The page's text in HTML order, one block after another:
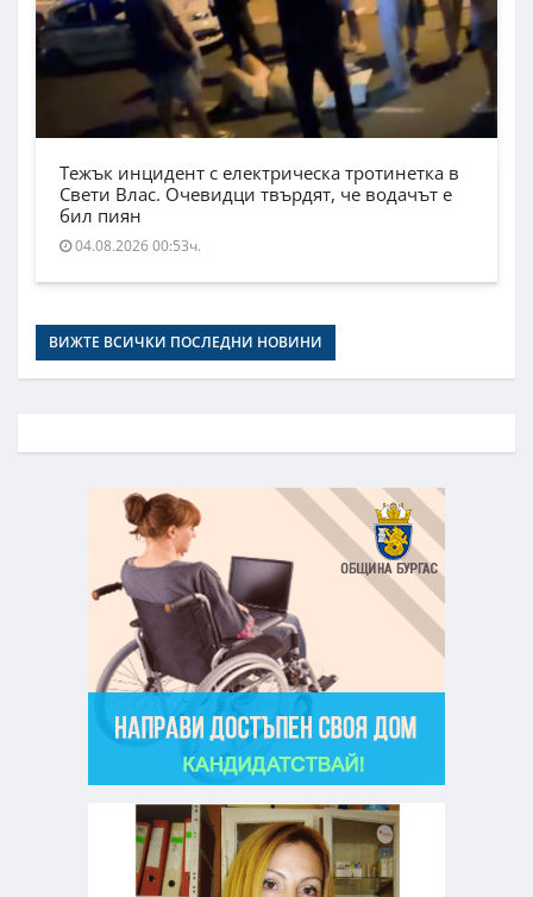
Тежък инцидент с електрическа тротинетка в
Свети Влас. Очевидци твърдят, че водачът е
бил пиян
04.08.2026 00:53ч.
ВИЖТЕ ВСИЧКИ ПОСЛЕДНИ НОВИНИ